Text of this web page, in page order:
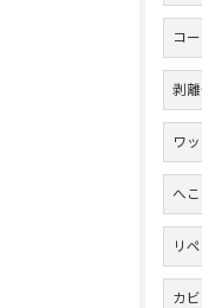
コ
剥
ワ
へ
リ
カ